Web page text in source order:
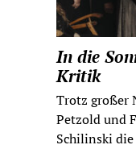
In die
Kritik
Trotz großer
Petzold und
Schilinski